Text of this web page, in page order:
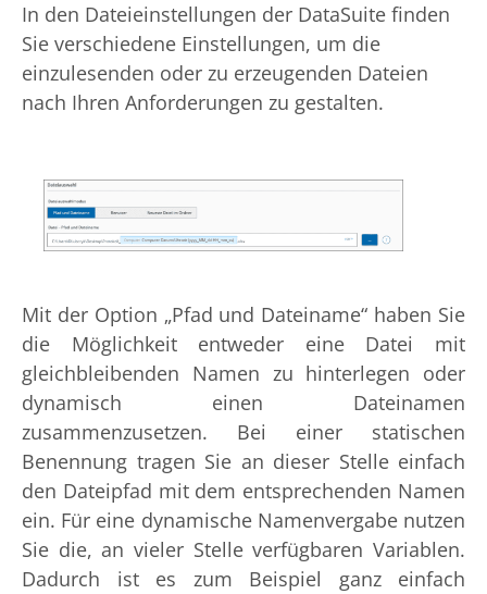
In den Dateieinstellungen der DataSuite finden
Sie verschiedene Einstellungen, um die
einzulesenden oder zu erzeugenden Dateien
nach Ihren Anforderungen zu gestalten.
Mit der Option „Pfad und Dateiname“ haben Sie
die Möglichkeit entweder eine Datei mit
gleichbleibenden Namen zu hinterlegen oder
dynamisch einen Dateinamen
zusammenzusetzen. Bei einer statischen
Benennung tragen Sie an dieser Stelle einfach
den Dateipfad mit dem entsprechenden Namen
ein. Für eine dynamische Namenvergabe nutzen
Sie die, an vieler Stelle verfügbaren Variablen.
Dadurch ist es zum Beispiel ganz einfach